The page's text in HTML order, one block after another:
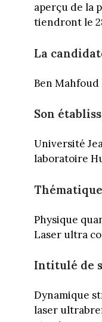
aperçu de la
tiendront le
La
Ben Mahfoud
Son
Université
laboratoire
Physique
Laser ultra
Intitulé de
Dynamique
laser